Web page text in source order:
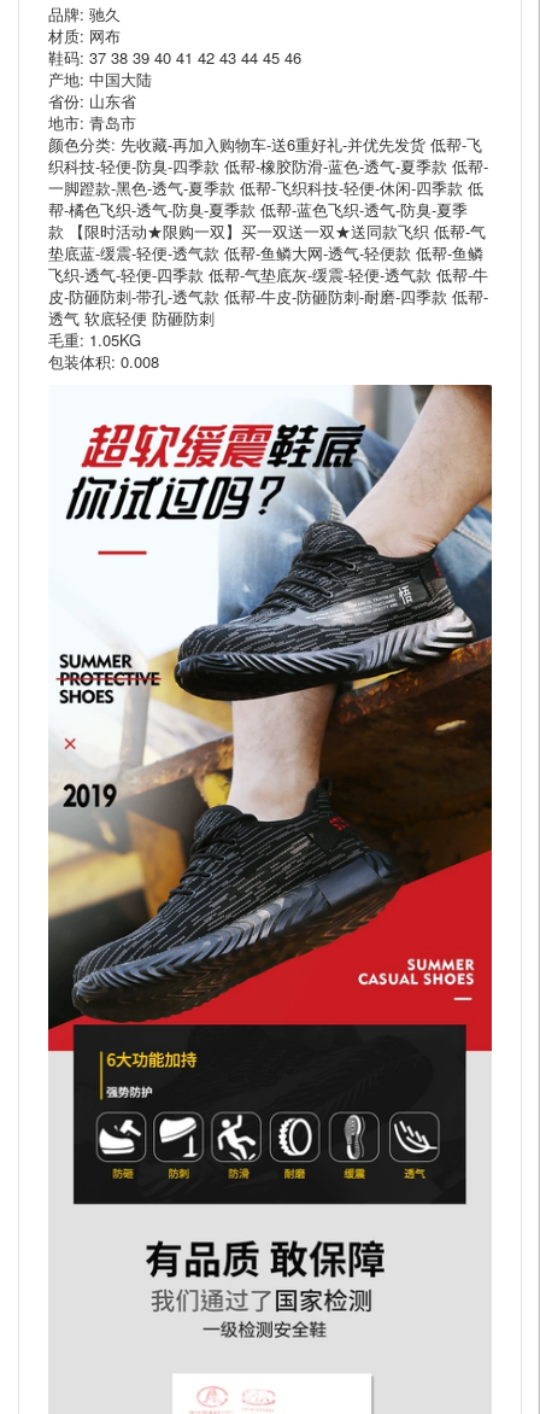
品牌: 驰久
材质: 网布
鞋码: 37 38 39 40 41 42 43 44 45 46
产地: 中国大陆
省份: 山东省
地市: 青岛市
颜色分类: 先收藏-再加入购物车-送6重好礼-并优先发货 低帮-飞
织科技-轻便-防臭-四季款 低帮-橡胶防滑-蓝色-透气-夏季款 低帮-
一脚蹬款-黑色-透气-夏季款 低帮-飞织科技-轻便-休闲-四季款 低
帮-橘色飞织-透气-防臭-夏季款 低帮-蓝色飞织-透气-防臭-夏季
款 【限时活动★限购一双】买一双送一双★送同款飞织 低帮-气
垫底蓝-缓震-轻便-透气款 低帮-鱼鳞大网-透气-轻便款 低帮-鱼鳞
飞织-透气-轻便-四季款 低帮-气垫底灰-缓震-轻便-透气款 低帮-牛
皮-防砸防刺-带孔-透气款 低帮-牛皮-防砸防刺-耐磨-四季款 低帮-
透气 软底轻便 防砸防刺
毛重: 1.05KG
包装体积: 0.008